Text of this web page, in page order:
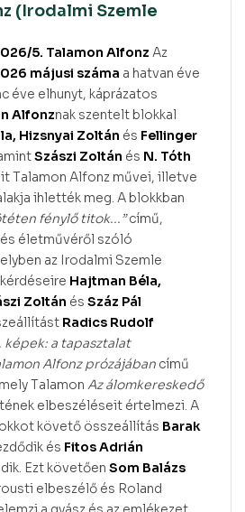
(Irodalmi Szemle
5. Talamon Alfonz Az
májusi száma a hatvan éve
éve elhunyt, káprázatos
Alfonznak szentelt blokkal
Hizsnyai Zoltán és Fellinger
Szászi Zoltán és N. Tóth
Talamon Alfonz művei, illetve
ihlették meg. A blokkban
fénylő titok...”című,
életművéről szóló
az Irodalmi Szemle
Hajtman Béla,
Zoltán és Száz Pál
Radics Rudolf
képek: a tapasztalat
Alfonz prózájában című
Talamon Az álomkereskedő
elbeszéléseit értelmezi. A
követő összeállítás Barak
és Fitos Adrián
Ezt követően Som Balázs
elbeszélő és Roland